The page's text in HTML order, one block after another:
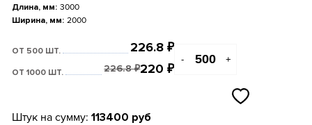
Длина, мм: 3000
Ширина, мм: 2000
ОТ 500 ШТ. 226.8₽
ОТ 1000 ШТ. 226.8₽220₽
Штук на сумму: 113400 руб
- +